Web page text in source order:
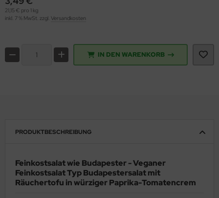
21,15 € pro 1 kg
inkl. 7 % MwSt. zzgl. Versandkosten
IN DEN WARENKORB
PRODUKTBESCHREIBUNG
Feinkostsalat wie Budapester - Veganer
Feinkostsalat Typ Budapestersalat mit
Räuchertofu in würziger Paprika-Tomatencrem